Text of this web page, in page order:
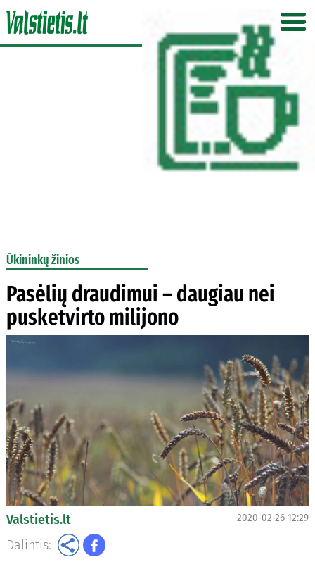
Ūkininkų žinios
Pasėlių draudimui – daugiau nei
pusketvirto milijono
Valstietis.lt 2020-02-26 12:29
Dalintis: